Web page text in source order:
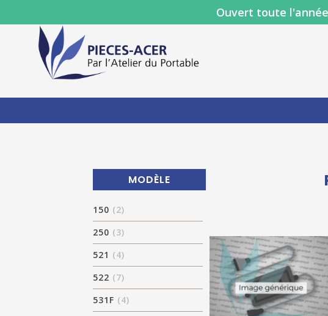
Ouvert toute l'année
MODÈLE
150 (2)
250 (3)
521 (4)
522 (7)
531F (4)